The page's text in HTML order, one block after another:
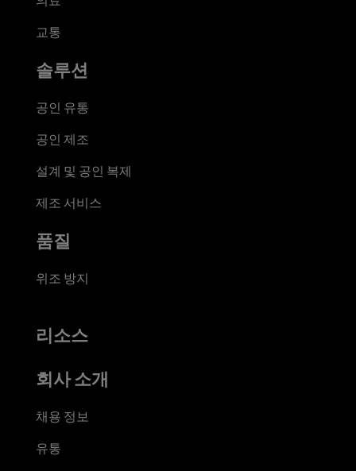
교통
솔루션
공인 유통
공인 제조
설계 및 공인 복제
제조 서비스
품질
위조 방지
리소스
회사 소개
채용 정보
유통